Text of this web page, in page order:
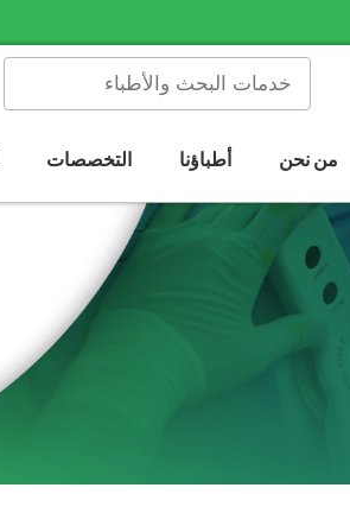
من نحن أطباؤنا التخصصات